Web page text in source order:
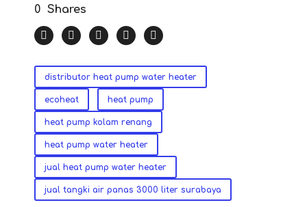
0 Shares
distributor heat pump water heater
ecoheat heat pump
heat pump kolam renang
heat pump water heater
jual heat pump water heater
jual tangki air panas 3000 liter surabaya